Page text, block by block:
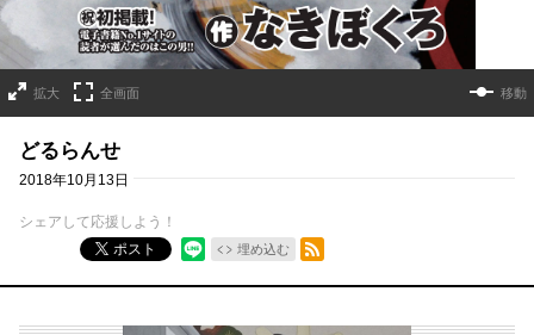
拡大 全画面 移動
どるらんせ
2018年10月13日
シェアして応援しよう！
ポスト
埋め込む
RSSフィード